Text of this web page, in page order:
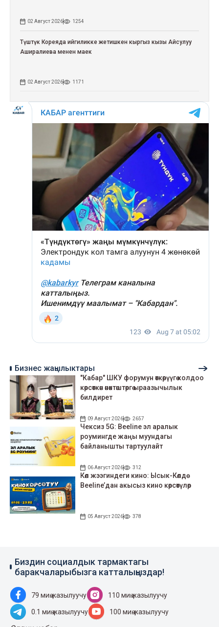
02 Август 2026 1254
Түштүк Кореяда ийгиликке жетишкен кыргыз кызы Айсулуу
Аширалиева менен маек
02 Август 2026 1171
Бизнес жаңылыктары
"Кабар" ШКУ форумун өткөрүүгө колдоо
көрсөткөн өнөктөштөргө ыраазычылык
билдирет
09 Август 2026 2657
Чексиз 5G: Beeline эл аралык
роумингде жаңы муундагы
байланышты тартуулайт
06 Август 2026 312
Көл жээгиндеги кино: Ысык-Көлдө
Beeline’дан акысыз кино көрсөтүлөр
05 Август 2026 378
Биздин социалдык тармактагы
баракчаларыбызга катталыңыздар!
79 миң жазылуучу 110 миң жазылуучу
0.1 миң жазылуучу 100 миң жазылуучу